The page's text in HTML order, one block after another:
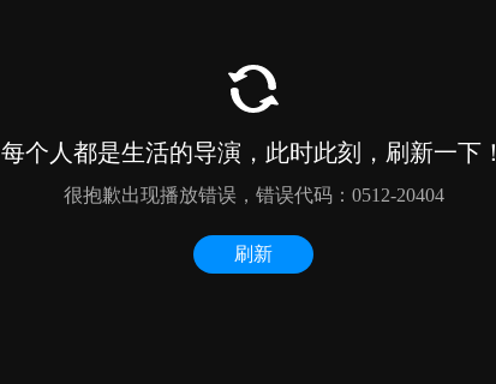
每个人都是生活的导演，此时此刻，刷新一下！
很抱歉出现播放错误，错误代码：0512-20404
刷新